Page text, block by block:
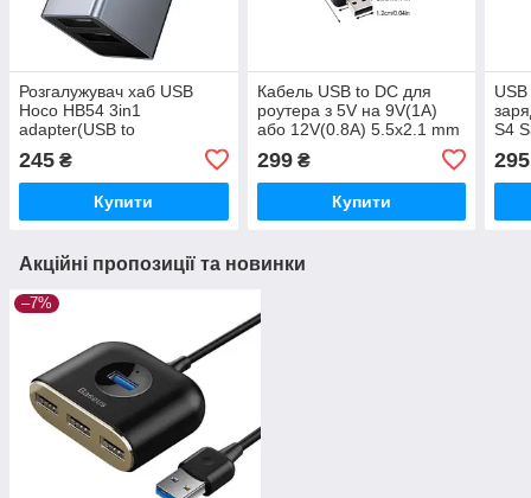
Розгалужувач хаб USB
Hoco HB54 3in1
adapter(USB to
245 ₴
Купити
Кабель USB to DC для
роутера з 5V на 9V(1A)
або 12V(0.8A) 5.5х2.1 mm
299₴
Купити
S4
295
Акційні пропозиції та новинки
–7%